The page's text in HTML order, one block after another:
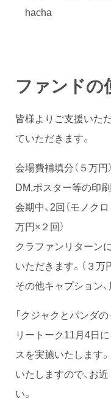
hacha
ファンドの
皆様よりご支援いた
ていただきます。
会場費補填分（５万円）
DM,ポスター等の印刷
会期中、2回（モノク
万円×２回）
クラファンリターン
いただきます。（３万
その他キャプション、
「クジャクとパンダ
リートーク11月4日
スを実施いたします
いたしますので、お
い。